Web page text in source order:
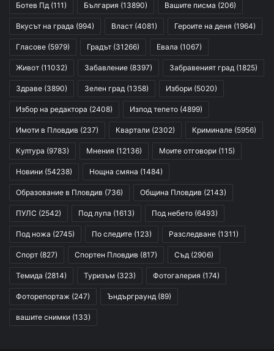
Ботев Пд (111) България (13890) Вашите писма (206)
Вкусът на града (994) Власт (4081) Героите на деня (1964)
Гласове (5979) Градът (31266) Евала (1067)
Живот (11032) Забавление (8397) Забравеният град (1825)
Здраве (3890) Зелен град (1358) Избори (5020)
Избор на редактора (2408) Изпод тепето (4899)
Имоти в Пловдив (237) Квартали (2302) Криминале (5956)
Култура (9783) Мнения (12136) Моите отговори (115)
Новини (54238) Нощна смяна (1484)
Образование в Пловдив (736) Община Пловдив (2143)
ПУЛС (2542) Под лупа (1613) Под небето (6493)
Под ножа (2745) По следите (123) Разследване (1311)
Спорт (827) Спортен Пловдив (817) Съд (2906)
Темида (2814) Туризъм (323) Фотогалерия (174)
Фоторепортаж (247) Ъндърграунд (89)
вашите снимки (133)